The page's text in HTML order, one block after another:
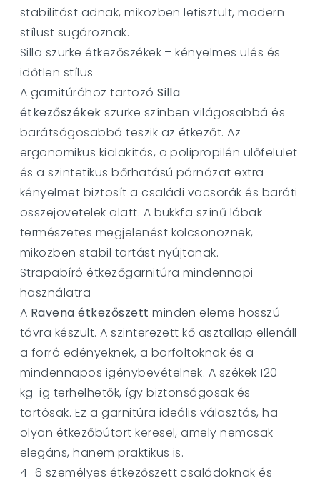
stabilitást adnak, miközben letisztult, modern
stílust sugároznak.
Silla szürke étkezőszékek – kényelmes ülés és
időtlen stílus
A garnitúrához tartozó Silla
étkezőszékek szürke színben világosabbá és
barátságosabbá teszik az étkezőt. Az
ergonomikus kialakítás, a polipropilén ülőfelület
és a szintetikus bőrhatású párnázat extra
kényelmet biztosít a családi vacsorák és baráti
összejövetelek alatt. A bükkfa színű lábak
természetes megjelenést kölcsönöznek,
miközben stabil tartást nyújtanak.
Strapabíró étkezőgarnitúra mindennapi
használatra
A Ravena étkezőszett minden eleme hosszú
távra készült. A szinterezett kő asztallap ellenáll
a forró edényeknek, a borfoltoknak és a
mindennapos igénybevételnek. A székek 120
kg-ig terhelhetők, így biztonságosak és
tartósak. Ez a garnitúra ideális választás, ha
olyan étkezőbútort keresel, amely nemcsak
elegáns, hanem praktikus is.
4–6 személyes étkezőszett családoknak és